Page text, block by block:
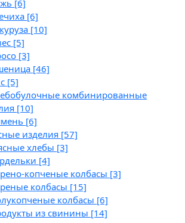
[6]
[6]
[10]
[5]
[3]
[46]
[5]
комбинированные
[10]
[6]
изделия [57]
хлебы [3]
[4]
копченые колбасы [3]
колбасы [15]
колбасы [6]
из свинины [14]